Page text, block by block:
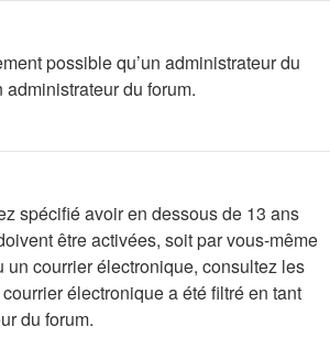
possible qu’un administrateur du
du forum.
spécifié avoir en dessous de 13 ans
être activées, soit par vous-même
courrier électronique, consultez les
électronique a été filtré en tant
du forum.